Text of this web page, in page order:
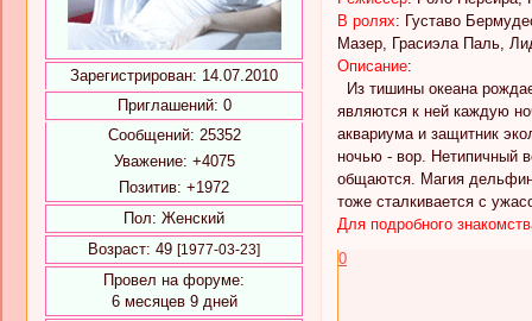
Зарегистрирован: 14.07.2010
Приглашений: 0
Сообщений: 25352
Уважение: +4075
Позитив: +1972
Пол: Женский
Возраст: 49 [1977-03-23]
Провел на форуме:
6 месяцев 9 дней
В ролях: Густаво
Мазер, Грасиэла Паль,
Описание:
Из тишины океана
являются к ней каждую
аквариума и защитник
ночью - вор. Нетипичный
общаются. Магия
тоже сталкивается с
Для подробного
0